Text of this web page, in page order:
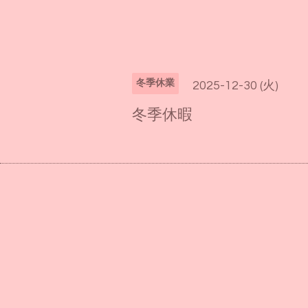
冬季休業 2025-12-30 (火)
冬季休暇